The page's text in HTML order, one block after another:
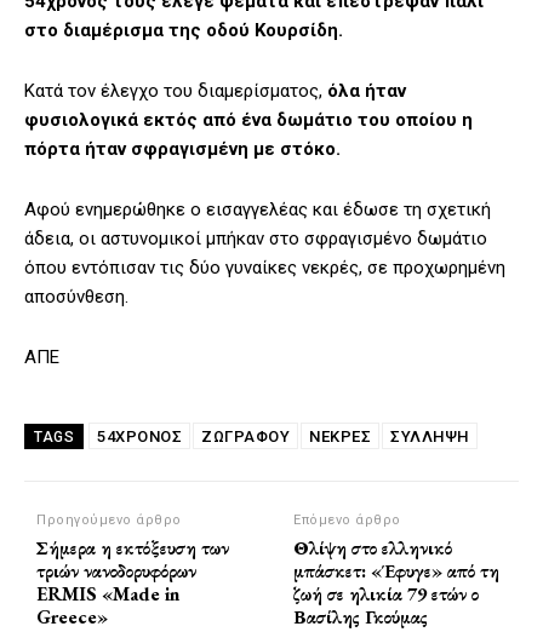
στο διαμέρισμα της οδού Κουρσίδη.
Κατά τον έλεγχο του διαμερίσματος, όλα ήταν
φυσιολογικά εκτός από ένα δωμάτιο του οποίου η
πόρτα ήταν σφραγισμένη με στόκο.
Αφού ενημερώθηκε ο εισαγγελέας και έδωσε τη σχετική
άδεια, οι αστυνομικοί μπήκαν στο σφραγισμένο δωμάτιο
όπου εντόπισαν τις δύο γυναίκες νεκρές, σε προχωρημένη
αποσύνθεση.
ΑΠΕ
TAGS 54ΧΡΟΝΟΣ ΖΩΓΡΆΦΟΥ ΝΕΚΡΈΣ ΣΥΛΛΗΨΗ
Προηγούμενο άρθρο
Σήμερα η εκτόξευση των
τριών νανοδορυφόρων
ERMIS «Made in
Greece»
Επόμενο άρθρο
Θλίψη στο ελληνικό
μπάσκετ: «Έφυγε» από τη
ζωή σε ηλικία 79 ετών ο
Βασίλης Γκούμας